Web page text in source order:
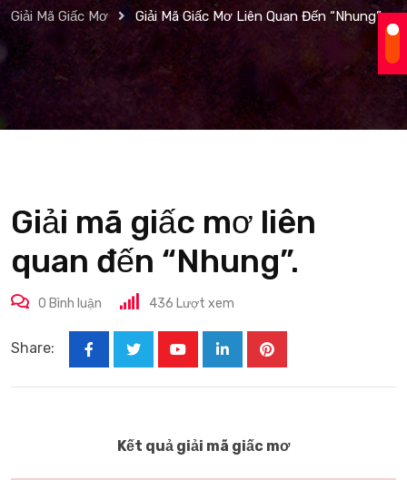
Giải Mã Giấc Mơ
Giải Mã Giấc Mơ Liên Quan Đến “Nhung”.
Giải mã giấc mơ liên
quan đến “Nhung”.
0 Bình luận 436 Lượt xem
Share:
LinkedInPinterest
Kết quả giải mã giấc mơ